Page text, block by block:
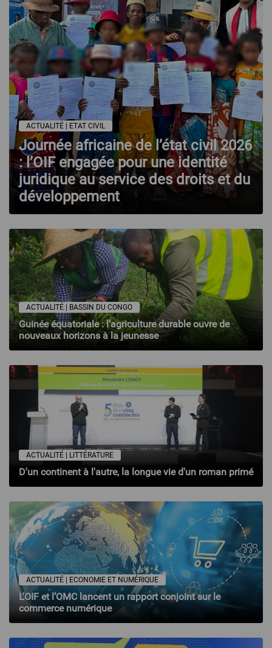
ACTUALITÉ | ETAT CIVIL
Journée africaine de l’état civil 2026
: l’OIF engagée pour une identité
juridique au service des droits et du
développement
ACTUALITÉ | BASSIN DU CONGO
Guinée équatoriale : l’agriculture durable ouvre de
nouveaux horizons à la jeunesse
ACTUALITÉ | LITTÉRATURE
D'un continent à l'autre, la longue vie d'un roman primé
ACTUALITÉ | ECONOMIE ET NUMÉRIQUE
L’OIF et l’OMC lancent un rapport conjoint sur le
commerce numérique